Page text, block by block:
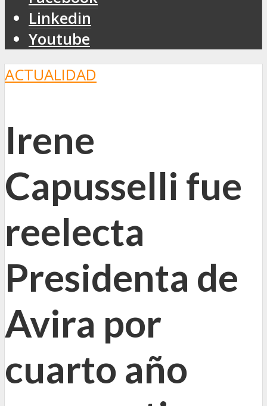
Linkedin
Youtube
ACTUALIDAD
Irene
Capusselli fue
reelecta
Presidenta de
Avira por
cuarto año